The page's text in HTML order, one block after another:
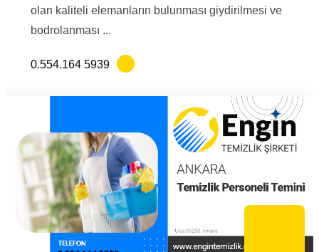
olan kaliteli elemanların bulunması giydirilmesi ve
bodrolanması ...
0.554.164 5939